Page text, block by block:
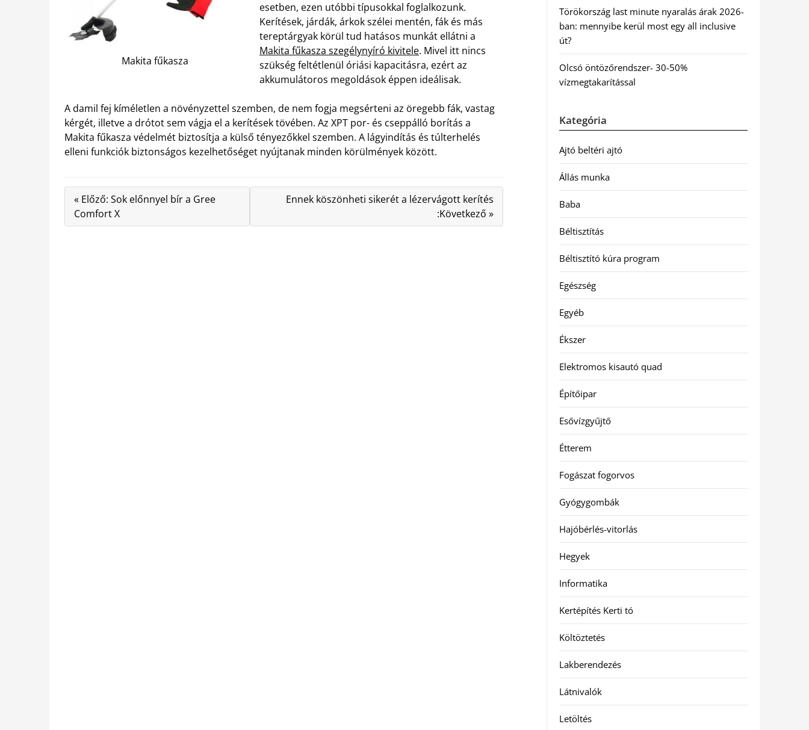
Makita fűkasza
esetben, ezen utóbbi típusokkal foglalkozunk.
Kerítések, járdák, árkok szélei mentén, fák és más
tereptárgyak körül tud hatásos munkát ellátni a
Makita fűkasza szegélynyíró kivitele. Mivel itt nincs
szükség feltétlenül óriási kapacitásra, ezért az
akkumulátoros megoldások éppen ideálisak.
A damil fej kíméletlen a növényzettel szemben, de nem fogja megsérteni az öregebb fák, vastag
kérgét, illetve a drótot sem vágja el a kerítések tövében. Az XPT por- és cseppálló borítás a
Makita fűkasza védelmét biztosítja a külső tényezőkkel szemben. A lágyindítás és túlterhelés
elleni funkciók biztonságos kezelhetőséget nyújtanak minden körülmények között.
« Előző: Sok előnnyel bír a Gree
Comfort X
Ennek köszönheti sikerét a lézervágott kerítés
:Következő »
Törökország last minute nyaralás árak 2026-
ban: mennyibe kerül most egy all inclusive
út?
Olcsó öntözőrendszer- 30-50%
vízmegtakarítással
Kategória
Ajtó beltéri ajtó
Állás munka
Baba
Béltisztítás
Béltisztító kúra program
Egészség
Egyéb
Ékszer
Elektromos kisautó quad
Építőipar
Esővízgyűjtő
Étterem
Fogászat fogorvos
Gyógygombák
Hajóbérlés-vitorlás
Hegyek
Informatika
Kertépítés Kerti tó
Költöztetés
Lakberendezés
Látnivalók
Letöltés